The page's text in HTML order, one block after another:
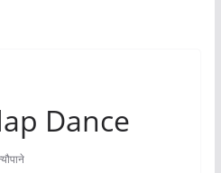
Dance